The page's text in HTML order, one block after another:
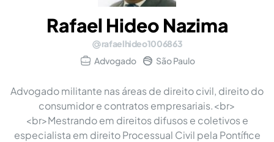
Rafael Hideo Nazima
rafaelhideo1006863
Advogado
São Paulo
Advogado militante nas áreas de direito civil, direito do
consumidor e contratos empresariais.<br>
<br>Mestrando em direitos difusos e coletivos e
especialista em direito Processual Civil pela Pontífice